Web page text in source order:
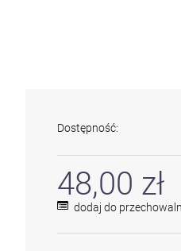
Dostępność:
48,00 zł
dodaj do